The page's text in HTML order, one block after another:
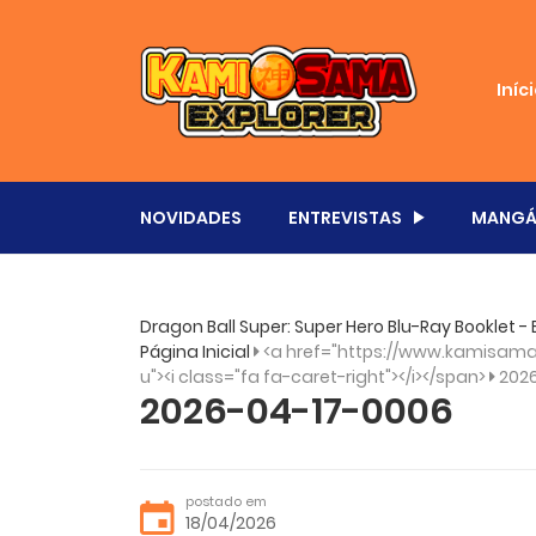
NOVIDADES ENTREVISTAS
Dragon Ball Super: Super Hero Blu-Ray Booklet
Página Inicial <a href="https://
u"><i class="fa fa-caret-right"></i></span>
2026-04-17-0006
postado em
18/04/2026